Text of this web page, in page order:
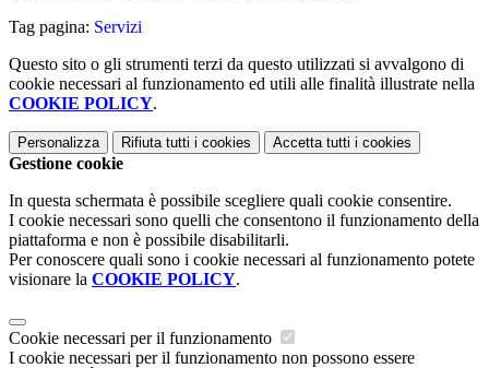
Tag pagina: Servizi
Questo sito o gli strumenti terzi da questo utilizzati si avvalgono di
cookie necessari al funzionamento ed utili alle finalità illustrate nella
COOKIE POLICY.
Personalizza Rifiuta tutti i cookies Accetta tutti i cookies
Gestione cookie
In questa schermata è possibile scegliere quali cookie consentire.
I cookie necessari sono quelli che consentono il funzionamento della
piattaforma e non è possibile disabilitarli.
Per conoscere quali sono i cookie necessari al funzionamento potete
visionare la COOKIE POLICY.
Cookie necessari per il funzionamento
I cookie necessari per il funzionamento non possono essere